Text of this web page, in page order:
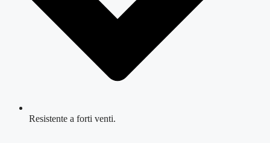
Resistente a forti venti.